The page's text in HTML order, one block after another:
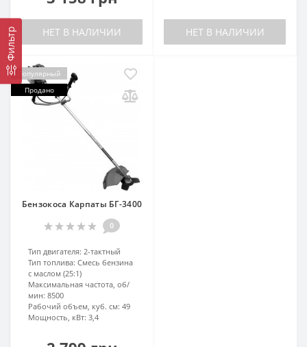
Фильтр НЕТ В НАЛИЧИИ НЕТ В НАЛИЧИИ
Популярный
Продано
Бензокоса Карпаты БГ-3400
0
Тип двигателя: 2-тактный
Тип топлива: Смесь бензина
с маслом (25:1)
Максимальная частота, об/
мин: 8500
Рабочий объем, куб. см: 49
Мощность, кВт: 3,4